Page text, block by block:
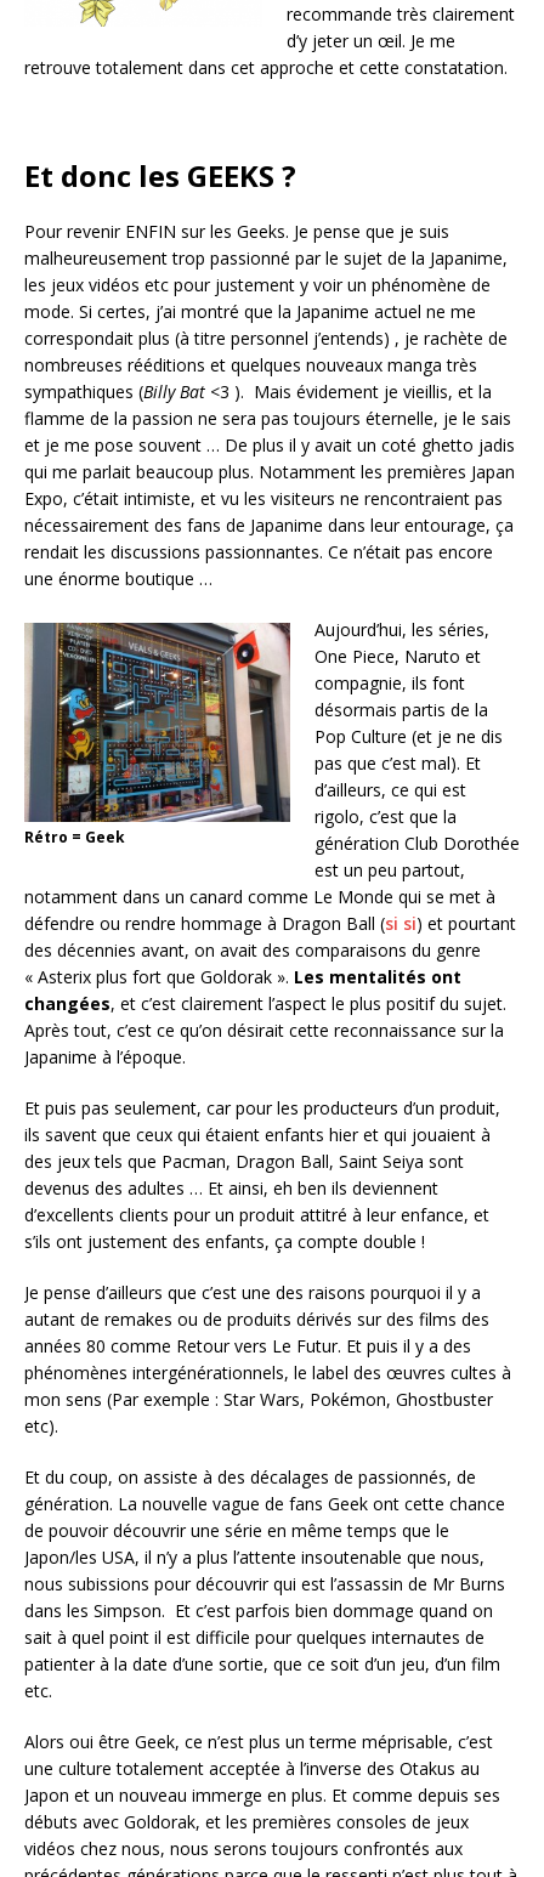
recommande très clairement
d’y jeter un œil. Je me
retrouve totalement dans cet approche et cette constatation.
Et donc les GEEKS ?
Pour revenir ENFIN sur les Geeks. Je pense que je suis
malheureusement trop passionné par le sujet de la Japanime,
les jeux vidéos etc pour justement y voir un phénomène de
mode. Si certes, j’ai montré que la Japanime actuel ne me
correspondait plus (à titre personnel j’entends) , je rachète de
nombreuses rééditions et quelques nouveaux manga très
sympathiques (Billy Bat <3 ). Mais évidement je vieillis, et la
flamme de la passion ne sera pas toujours éternelle, je le sais
et je me pose souvent … De plus il y avait un coté ghetto jadis
qui me parlait beaucoup plus. Notamment les premières Japan
Expo, c’était intimiste, et vu les visiteurs ne rencontraient pas
nécessairement des fans de Japanime dans leur entourage, ça
rendait les discussions passionnantes. Ce n’était pas encore
une énorme boutique …
Rétro = Geek
Aujourd’hui, les séries,
One Piece, Naruto et
compagnie, ils font
désormais partis de la
Pop Culture (et je ne dis
pas que c’est mal). Et
d’ailleurs, ce qui est
rigolo, c’est que la
génération Club Dorothée
est un peu partout,
notamment dans un canard comme Le Monde qui se met à
défendre ou rendre hommage à Dragon Ball (si si) et pourtant
des décennies avant, on avait des comparaisons du genre
« Asterix plus fort que Goldorak ». Les mentalités ont
changées, et c’est clairement l’aspect le plus positif du sujet.
Après tout, c’est ce qu’on désirait cette reconnaissance sur la
Japanime à l’époque.
Et puis pas seulement, car pour les producteurs d’un produit,
ils savent que ceux qui étaient enfants hier et qui jouaient à
des jeux tels que Pacman, Dragon Ball, Saint Seiya sont
devenus des adultes … Et ainsi, eh ben ils deviennent
d’excellents clients pour un produit attitré à leur enfance, et
s’ils ont justement des enfants, ça compte double !
Je pense d’ailleurs que c’est une des raisons pourquoi il y a
autant de remakes ou de produits dérivés sur des films des
années 80 comme Retour vers Le Futur. Et puis il y a des
phénomènes intergénérationnels, le label des œuvres cultes à
mon sens (Par exemple : Star Wars, Pokémon, Ghostbuster
etc).
Et du coup, on assiste à des décalages de passionnés, de
génération. La nouvelle vague de fans Geek ont cette chance
de pouvoir découvrir une série en même temps que le
Japon/les USA, il n’y a plus l’attente insoutenable que nous,
nous subissions pour découvrir qui est l’assassin de Mr Burns
dans les Simpson. Et c’est parfois bien dommage quand on
sait à quel point il est difficile pour quelques internautes de
patienter à la date d’une sortie, que ce soit d’un jeu, d’un film
etc.
Alors oui être Geek, ce n’est plus un terme méprisable, c’est
une culture totalement acceptée à l’inverse des Otakus au
Japon et un nouveau immerge en plus. Et comme depuis ses
débuts avec Goldorak, et les premières consoles de jeux
vidéos chez nous, nous serons toujours confrontés aux